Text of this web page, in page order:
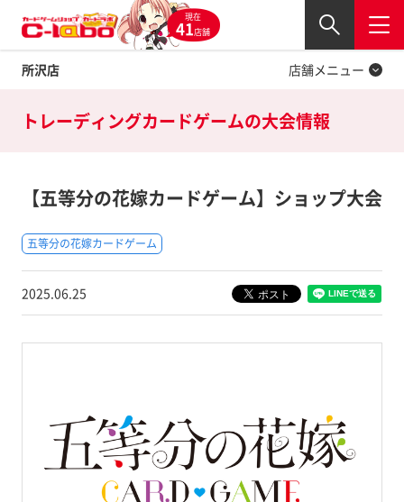
現在
41店舗
所沢店
閉じる
店舗メニュー
Twitter
トレーディングカードゲームの大会情報
【五等分の花嫁カードゲーム】ショップ大会
五等分の花嫁カードゲーム
2025.06.25